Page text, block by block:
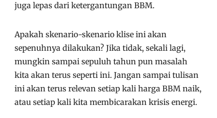
juga lepas dari ketergantungan BBM.
Apakah skenario-skenario klise ini akan
sepenuhnya dilakukan? Jika tidak, sekali lagi,
mungkin sampai sepuluh tahun pun masalah
kita akan terus seperti ini. Jangan sampai tulisan
ini akan terus relevan setiap kali harga BBM naik,
atau setiap kali kita membicarakan krisis energi.